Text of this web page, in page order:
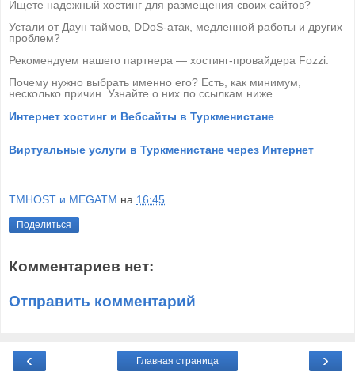
Ищете надежный хостинг для размещения своих сайтов?
Устали от Даун таймов, DDoS-атак, медленной работы и других
проблем?
Рекомендуем нашего партнера — хостинг-провайдера Fozzi
Почему нужно выбрать именно его? Есть, как минимум,
несколько причин. Узнайте о них по ссылкам ниже
Интернет хостинг и Вебсайты в Туркменистане
Виртуальные услуги в Туркменистане через Интернет
TMHOST и MEGATM на 16:45
Поделиться
Комментариев нет:
Отправить комментарий
‹ ›
Главная страница